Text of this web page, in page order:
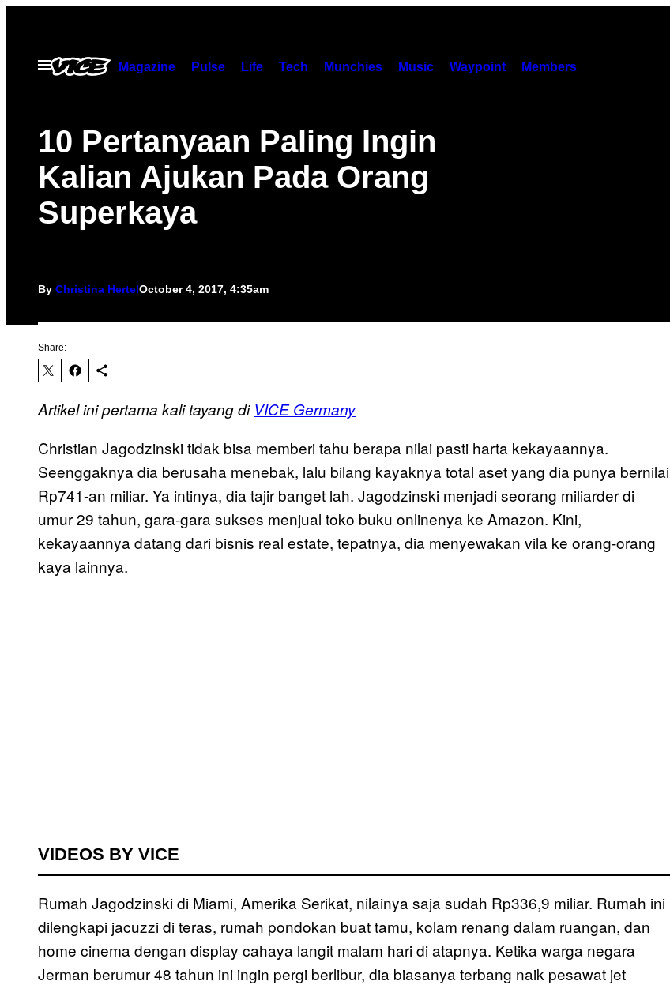
contentOpen
Menu
Magazine Pulse Life Tech Munchies Music Waypoint Members
10 Pertanyaan Paling Ingin
Kalian Ajukan Pada Orang
Superkaya
By Christina HertelOctober 4, 2017, 4:35am
Share:
Artikel ini pertama kali tayang di VICE Germany
Christian Jagodzinski tidak bisa memberi tahu berapa nilai pasti harta kekayaannya.
Seenggaknya dia berusaha menebak, lalu bilang kayaknya total aset yang dia punya bernilai
Rp741-an miliar. Ya intinya, dia tajir banget lah. Jagodzinski menjadi seorang miliarder di
umur 29 tahun, gara-gara sukses menjual toko buku onlinenya ke Amazon. Kini,
kekayaannya datang dari bisnis real estate, tepatnya, dia menyewakan vila ke orang-orang
kaya lainnya.
VIDEOS BY VICE
Rumah Jagodzinski di Miami, Amerika Serikat, nilainya saja sudah Rp336,9 miliar. Rumah ini
dilengkapi jacuzzi di teras, rumah pondokan buat tamu, kolam renang dalam ruangan, dan
home cinema dengan display cahaya langit malam hari di atapnya. Ketika warga negara
Jerman berumur 48 tahun ini ingin pergi berlibur, dia biasanya terbang naik pesawat jet